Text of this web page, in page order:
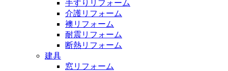
手すりリフォーム
介護リフォーム
襖リフォーム
耐震リフォーム
断熱リフォーム
建具
窓リフォーム